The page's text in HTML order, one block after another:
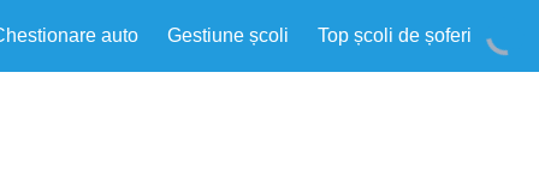
auto Gestiune școli Top școli de șoferi